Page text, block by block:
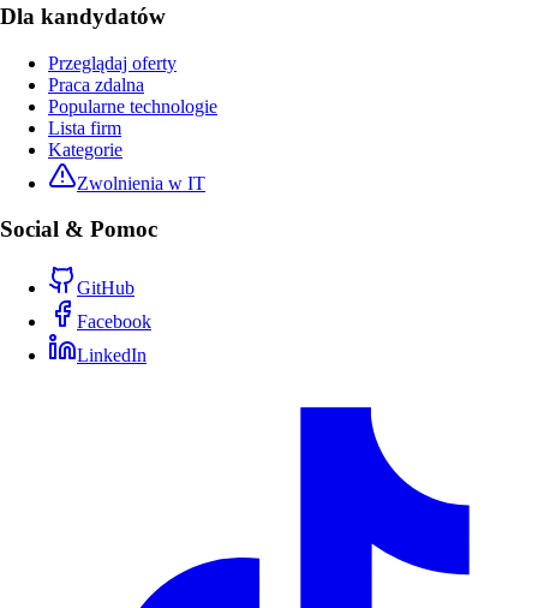
Dla kandydatów
Przeglądaj oferty
Praca zdalna
Popularne technologie
Lista firm
Kategorie
Zwolnienia w IT
Social & Pomoc
GitHub
Facebook
LinkedIn